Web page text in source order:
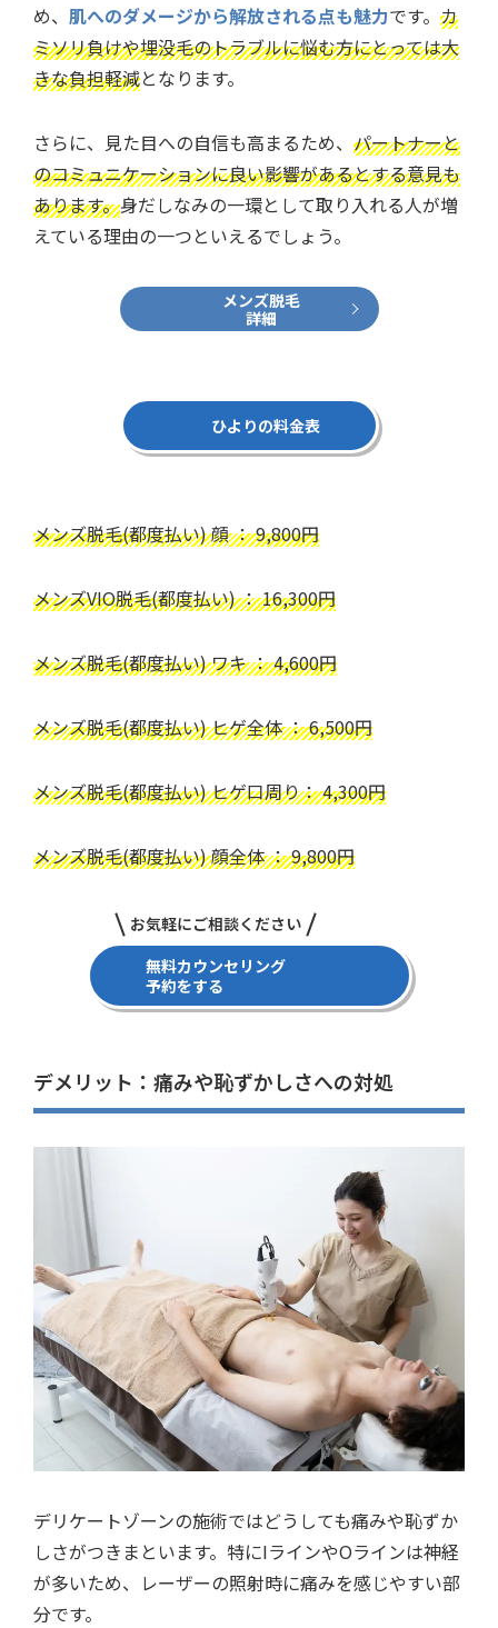
め、 肌へのダメージから解放される点も魅力です。 カ
ミソリ負けや埋没毛のトラブルに悩む方にとっては大
きな負担軽減となります。
さらに、見た目への自信も高まるため、 パートナーと
のコミュニケーションに良い影響があるとする意見も
あります。身だしなみの一環として取り入れる人が増
えている理由の一つといえるでしょう。
メンズ脱毛
詳細
ひよりの料金表
メンズ脱毛(都度払い) 顔 ： 9,800円
メンズVIO脱毛(都度払い) ： 16,300円
メンズ脱毛(都度払い) ワキ ： 4,600円
メンズ脱毛(都度払い) ヒゲ全体 ： 6,500円
メンズ脱毛(都度払い) ヒゲ口周り： 4,300円
メンズ脱毛(都度払い) 顔全体 ： 9,800円
お気軽にご相談ください
無料カウンセリング
予約をする
デメリット：痛みや恥ずかしさへの対処
デリケートゾーンの施術ではどうしても痛みや恥ずか
しさがつきまといます。特にIラインやOラインは神経
が多いため、レーザーの照射時に痛みを感じやすい部
分です。